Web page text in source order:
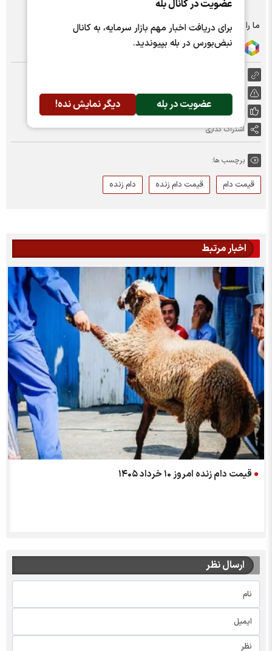
عضویت در کانال بله
برای دریافت اخبار مهم بازار سرمایه، به کانال
نبض‌بورس در بله بپیوندید.
عضویت در بله دیگر نمایش نده!
ما را در شبکه های اجتماعی دنبال کنید :
گزارش خطا
پسندها:
اشتراک گذاری
برچسب ها:
قیمت دام قیمت دام زنده دام زنده
اخبار مرتبط
قیمت دام زنده امروز ۱۰ خرداد ۱۴۰۵
ارسال نظر